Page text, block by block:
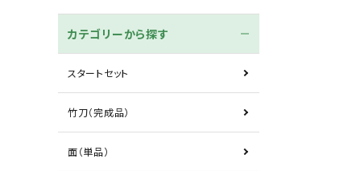
カテゴリーから探す
スタートセット
竹刀（完成品）
面（単品）